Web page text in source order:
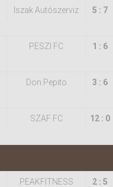
Iszak Autószerviz 5 : 7
PESZI FC 1 : 6
Don Pepito 3 : 6
SZAF FC 12 : 0
PEAKFITNESS 2 : 5